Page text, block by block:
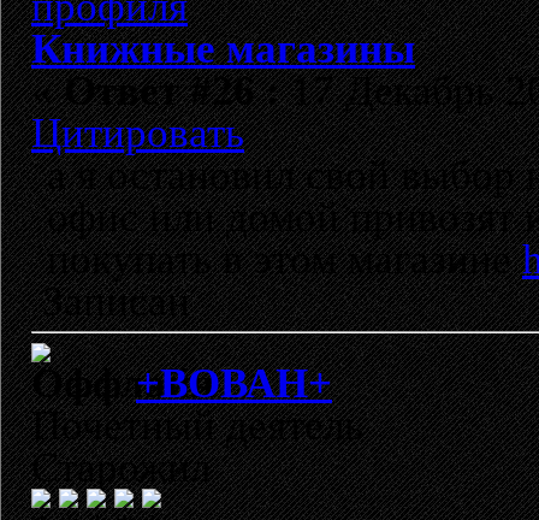
Книжные магазины
«Ответ #26 :17 Декабрь
Цитировать
а я остановил свой выбор
офис или домой привозят
покупать в этом магазине
Записан
+ВОВАН+
Почетный деятель
Старожил